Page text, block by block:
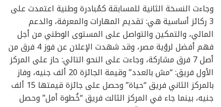
وجاءت النسخة الثانية للمسابقة كمُبادرة وطنية اعتمدت على
3 ركائز أساسية هي: تقديم المهارات والمعرفة، والدعم
المالي، والتمكين والتواصل على المستوى الوطني من أجل
فهم أفضل لرؤية مصر، وقد شهدت الإعلان عن فوز 4 فرق من
أصل 7 فرق مشاركة، وجاءت على النحو التالي: حاز على المركز
الأول فريق: “مش بالعدد” وقيمة الجائزة 20 ألف جنيه، وفاز
بالمركز الثاني فريق “حياة” وحصل على جائزة قيمتها 15 ألف
جنيه، بينما جاء في المركز الثالث فريق “خُطوة أمل” وحصل